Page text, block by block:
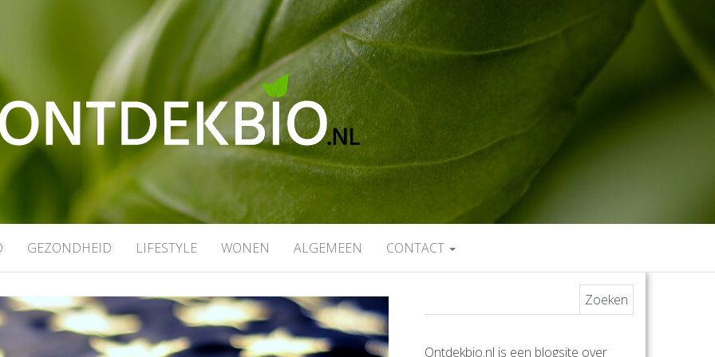
en meer
GEZONDHEID LIFESTYLE WONEN ALGEMEEN CONTACT
Ontdekbio.nl is een blogsite over